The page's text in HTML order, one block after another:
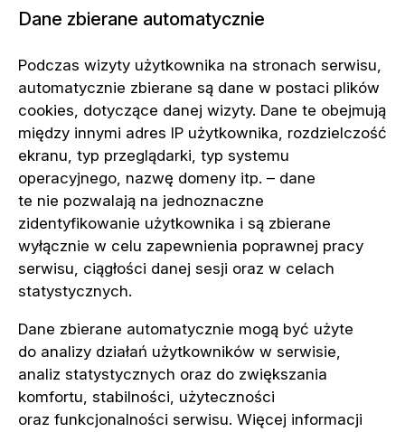
Dane zbierane automatycznie
Podczas wizyty użytkownika na stronach serwisu,
automatycznie zbierane są dane w postaci plików
cookies, dotyczące danej wizyty. Dane te obejmują
między innymi adres IP użytkownika, rozdzielczość
ekranu, typ przeglądarki, typ systemu
operacyjnego, nazwę domeny itp. – dane
te nie pozwalają na jednoznaczne
zidentyfikowanie użytkownika i są zbierane
wyłącznie w celu zapewnienia poprawnej pracy
serwisu, ciągłości danej sesji oraz w celach
statystycznych.
Dane zbierane automatycznie mogą być użyte
do analizy działań użytkowników w serwisie,
analiz statystycznych oraz do zwiększania
komfortu, stabilności, użyteczności
oraz funkcjonalności serwisu. Więcej informacji